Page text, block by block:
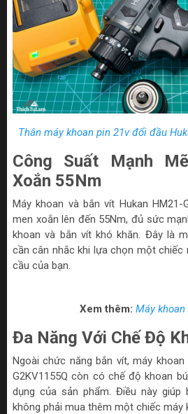
Thân máy khoan pin 21v đổi đầu
Công Suất Mạnh
Xoắn 55Nm
Máy khoan và bắn vít Hukan HM21-
men xoắn lên đến 55Nm, đủ sức
khoan và bắn vít khó khăn. Đây là
cần cân nhắc khi lựa chọn một chiếc
cầu của bạn.
Xem thêm: Máy
Đa Năng Với Chế Độ
Ngoài chức năng bắn vít, máy
G2KV1155Q còn có chế độ khoan
dụng của sản phẩm. Điều này
không phải mua thêm một chiếc máy